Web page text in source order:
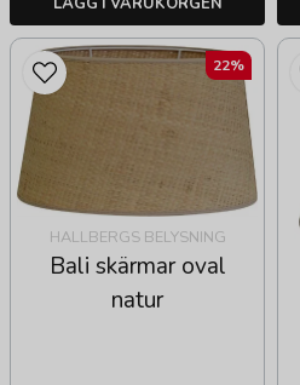
HALLBERGS BELYSNING
Bali skärmar oval
natur
22%